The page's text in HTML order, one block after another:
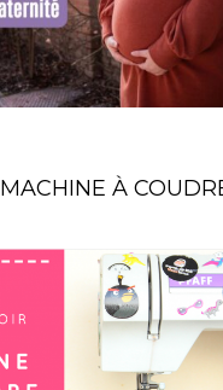
MACHINE À